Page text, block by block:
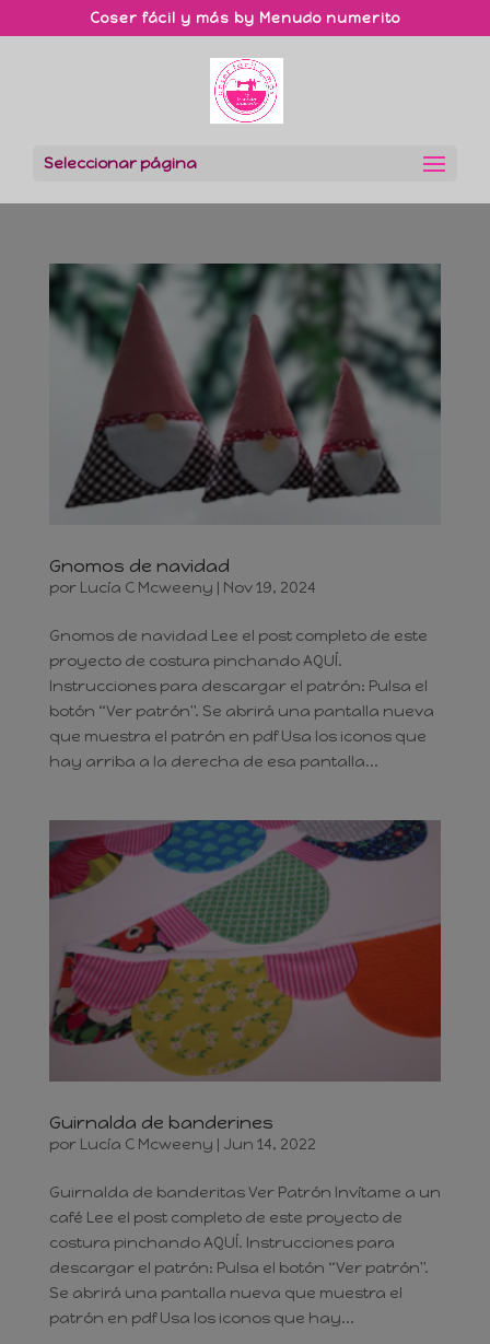
Coser fácil y más by Menudo numerito
Seleccionar página
Gnomos de navidad
por Lucía C Mcweeny | Nov 19, 2024
Gnomos de navidad Lee el post completo de este
proyecto de costura pinchando AQUÍ.
Instrucciones para descargar el patrón: Pulsa el
botón “Ver patrón". Se abrirá una pantalla nueva
que muestra el patrón en pdf Usa los iconos que
hay arriba a la derecha de esa pantalla...
Guirnalda de banderines
por Lucía C Mcweeny | Jun 14, 2022
Guirnalda de banderitas Ver Patrón Invítame a un
café Lee el post completo de este proyecto de
costura pinchando AQUÍ. Instrucciones para
descargar el patrón: Pulsa el botón “Ver patrón".
Se abrirá una pantalla nueva que muestra el
patrón en pdf Usa los iconos que hay...